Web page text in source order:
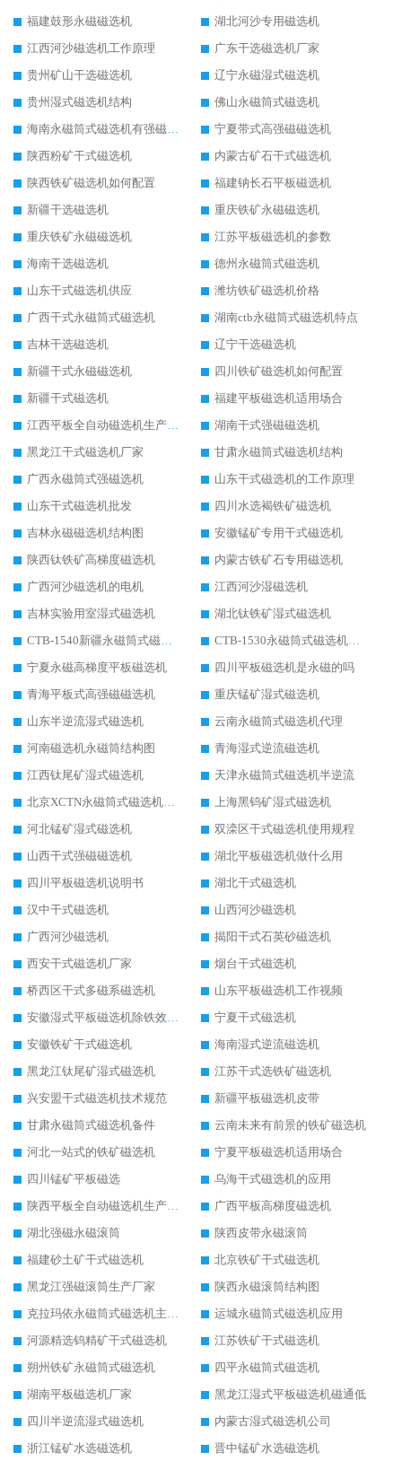
福建鼓形永磁磁选机
湖北河沙专用磁选机
江西河沙磁选机工作原理
广东干选磁选机厂家
贵州矿山干选磁选机
辽宁永磁湿式磁选机
贵州湿式磁选机结构
佛山永磁筒式磁选机
海南永磁筒式磁选机有强磁的吗
宁夏带式高强磁磁选机
陕西粉矿干式磁选机
内蒙古矿石干式磁选机
陕西铁矿磁选机如何配置
福建钠长石平板磁选机
新疆干选磁选机
重庆铁矿永磁磁选机
重庆铁矿永磁磁选机
江苏平板磁选机的参数
海南干选磁选机
德州永磁筒式磁选机
山东干式磁选机供应
潍坊铁矿磁选机价格
广西干式永磁筒式磁选机
湖南ctb永磁筒式磁选机特点
吉林干选磁选机
辽宁干选磁选机
新疆干式永磁磁选机
四川铁矿磁选机如何配置
新疆干式磁选机
福建平板磁选机适用场合
江西平板全自动磁选机生产厂家
湖南干式强磁磁选机
黑龙江干式磁选机厂家
甘肃永磁筒式磁选机结构
广西永磁筒式强磁选机
山东干式磁选机的工作原理
山东干式磁选机批发
四川水选褐铁矿磁选机
吉林永磁磁选机结构图
安徽锰矿专用干式磁选机
陕西钛铁矿高梯度磁选机
内蒙古铁矿石专用磁选机
广西河沙磁选机的电机
江西河沙湿磁选机
吉林实验用室湿式磁选机
湖北钛铁矿湿式磁选机
CTB-1540新疆永磁筒式磁选机
CTB-1530永磁筒式磁选机代理商
宁夏永磁高梯度平板磁选机
四川平板磁选机是永磁的吗
青海平板式高强磁磁选机
重庆锰矿湿式磁选机
山东半逆流湿式磁选机
云南永磁筒式磁选机代理
河南磁选机永磁筒结构图
青海湿式逆流磁选机
江西钛尾矿湿式磁选机
天津永磁筒式磁选机半逆流
北京XCTN永磁筒式磁选机磁块位置
上海黑钨矿湿式磁选机
河北锰矿湿式磁选机
双滦区干式磁选机使用规程
山西干式强磁磁选机
湖北平板磁选机做什么用
四川平板磁选机说明书
湖北干式磁选机
汉中干式磁选机
山西河沙磁选机
广西河沙磁选机
揭阳干式石英砂磁选机
西安干式磁选机厂家
烟台干式磁选机
桥西区干式多磁系磁选机
山东平板磁选机工作视频
安徽湿式平板磁选机除铁效果怎么样
宁夏干式磁选机
安徽铁矿干式磁选机
海南湿式逆流磁选机
黑龙江钛尾矿湿式磁选机
江苏干式选铁矿磁选机
兴安盟干式磁选机技术规范
新疆平板磁选机皮带
甘肃永磁筒式磁选机备件
云南未来有前景的铁矿磁选机
河北一站式的铁矿磁选机
宁夏平板磁选机适用场合
四川锰矿平板磁选
乌海干式磁选机的应用
陕西平板全自动磁选机生产厂家
广西平板高梯度磁选机
湖北强磁永磁滚筒
陕西皮带永磁滚筒
福建砂土矿干式磁选机
北京铁矿干式磁选机
黑龙江强磁滚筒生产厂家
陕西永磁滚筒结构图
克拉玛依永磁筒式磁选机主要技术参数
运城永磁筒式磁选机应用
河源精选钨精矿干式磁选机
江苏铁矿干式磁选机
朔州铁矿永磁筒式磁选机
四平永磁筒式磁选机
湖南平板磁选机厂家
黑龙江湿式平板磁选机磁通低
四川半逆流湿式磁选机
内蒙古湿式磁选机公司
浙江锰矿水选磁选机
晋中锰矿水选磁选机